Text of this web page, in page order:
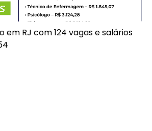
em RJ com 124 vagas e salários